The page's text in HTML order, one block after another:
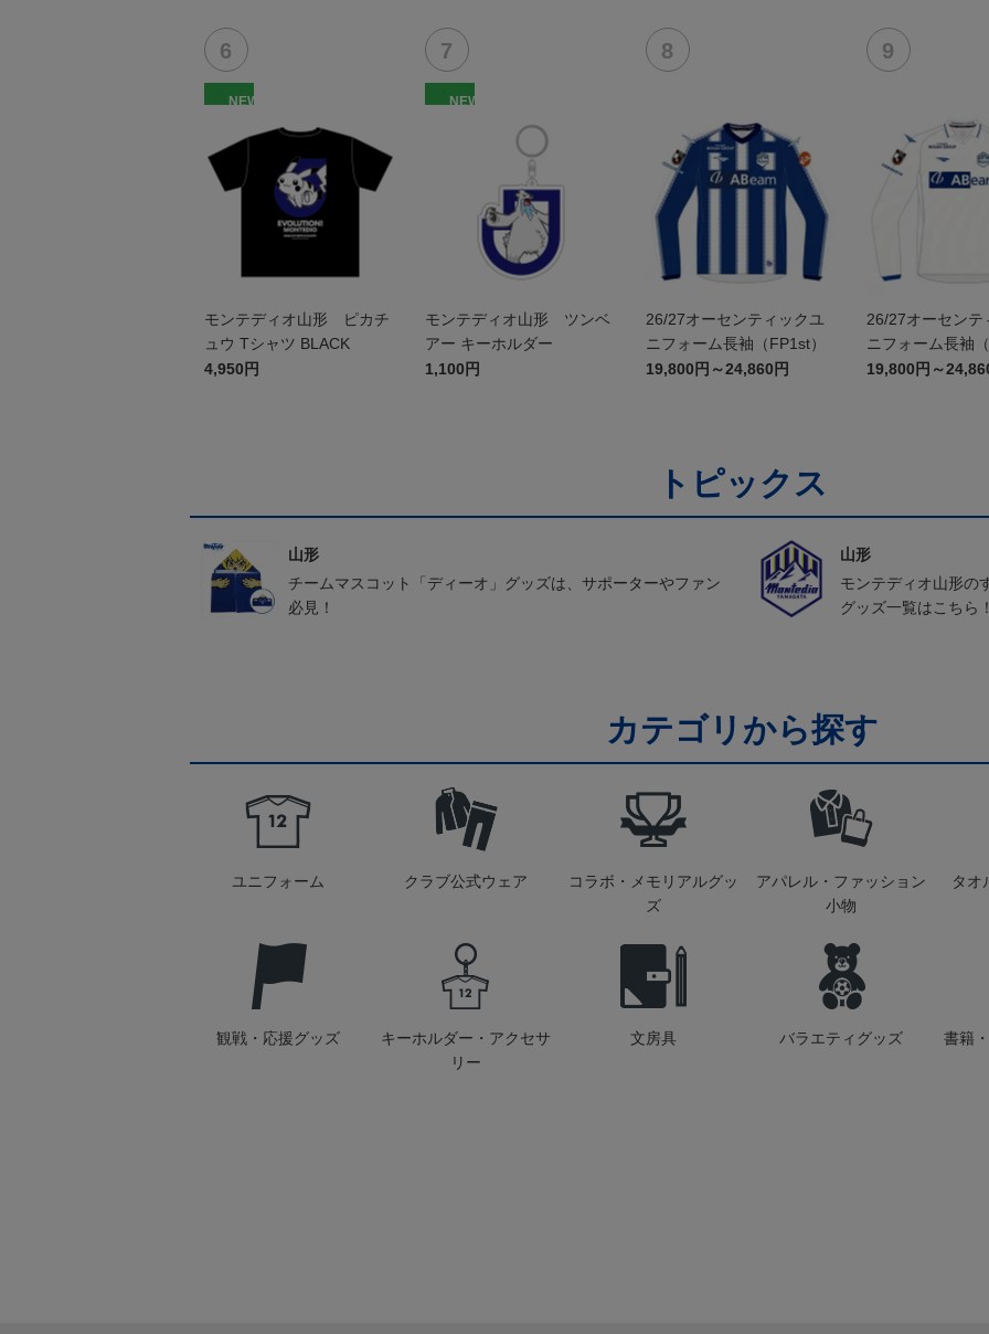
NEW
モンテディオ山形 ピカチ
ュウ Tシャツ BLACK
4,950円
NEW
モンテディオ山形 ツンベ
アー キーホルダー
1,100円
26/27オーセンティックユ
ニフォーム長袖（FP1st）
19,800円～24,860円
26/27オーセンテ
ニフォーム長袖
19,800円～
トピックス
山形
チームマスコット「ディーオ」グッズは、サポーターやファン
必見！
山形
モンテディオ山形の
グッズ一覧はこちら
カテゴリから探す
ユニフォーム クラブ公式ウェア
コラボ・メモリアルグッ
ズ
アパレル・ファッション
小物
タオ
観戦・応援グッズ
キーホルダー・アクセサ
リー
文房具 バラエティグッズ 書籍